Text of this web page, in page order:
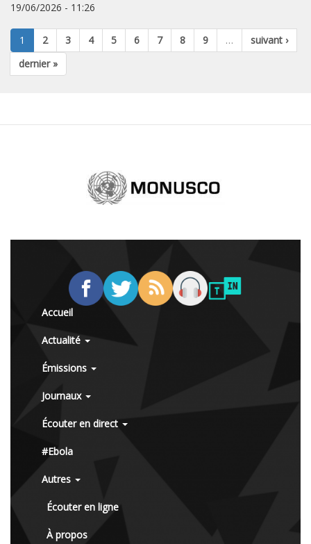
19/06/2026 - 11:26
1 2 3 4 5 6 7 8 9 …
suivant ›
dernier »
Accueil
Actualité
Émissions
Journaux
Écouter en direct
#Ebola
Autres
Écouter en ligne
À propos